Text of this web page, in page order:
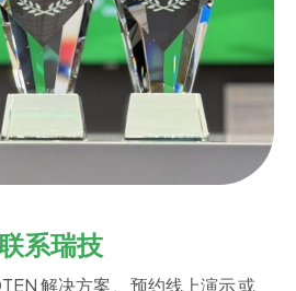
系瑞技
解决方案 、预约线上演示 或